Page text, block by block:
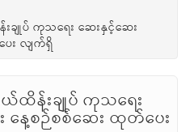
းချုပ် ကုသရေး ဆေးနှင့်ဆေး
ေး လျက်ရှိ
ယ်ထိန်းချုပ် ကုသရေး
း နေ့စဉ်စစ်ဆေး ထုတ်ပေး